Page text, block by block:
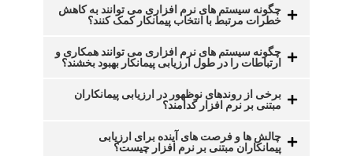
چگونه سیستم های نرم افزاری می توانند به کاهش
خطرات مرتبط با انتخاب پیمانکار کمک کنند؟
چگونه سیستم های نرم افزاری می توانند همکاری و
ارتباطات را در طول ارزیابی پیمانکار بهبود بخشند؟
برخی از روندهای نوظهور در ارزیابی پیمانکاران
مبتنی بر نرم افزار کدامند؟
چالش ها و فرصت های آینده برای ارزیابی
پیمانکاران مبتنی بر نرم افزار چیست؟